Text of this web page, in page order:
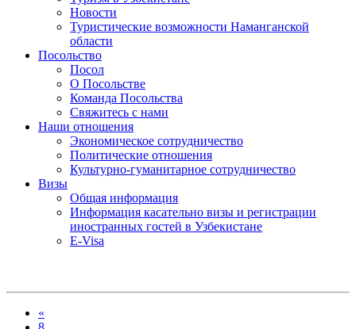
Новости
Туристические возможности Наманганской
области
Посольство
Посол
О Посольстве
Команда Посольства
Свяжитесь с нами
Наши отношения
Экономическое сотрудничество
Политические отношения
Культурно-гуманитарное сотрудничество
Визы
Общая информация
Информация касательно визы и регистрации
иностранных гостей в Узбекистане
E-Visa
«